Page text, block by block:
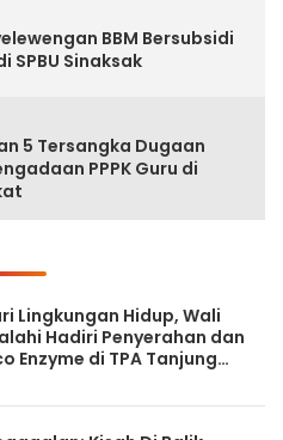
BBM Bersubsidi
SPBU Sinaksak
5 Tersangka Dugaan
PPPK Guru di
Lingkungan Hidup, Wali
Hadiri Penyerahan dan
Enzyme di TPA Tanjung